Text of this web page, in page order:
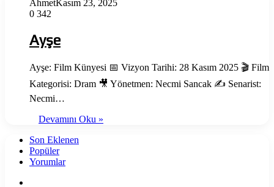
AhmetKasım 23, 2025
0 342
Ayşe
Ayşe: Film Künyesi 📅 Vizyon Tarihi: 28 Kasım 2025 🎬 Film
Kategorisi: Dram 🎥 Yönetmen: Necmi Sancak ✍️ Senarist:
Necmi…
Devamını Oku »
Son Eklenen
Popüler
Yorumlar